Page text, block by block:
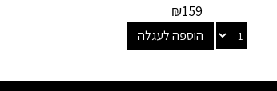
₪159
הוספה לעגלה